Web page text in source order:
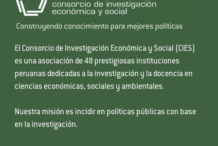
El Consorcio de Investigación Económica y Social (CIES)
es una asociación de 48 prestigiosas instituciones
peruanas dedicadas a la investigación y la docencia en
ciencias económicas, sociales y ambientales.
Nuestra misión es incidir en políticas públicas con base
en la investigación.